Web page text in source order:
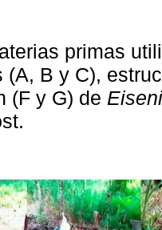
primas
(A, B y C),
(F y G) de